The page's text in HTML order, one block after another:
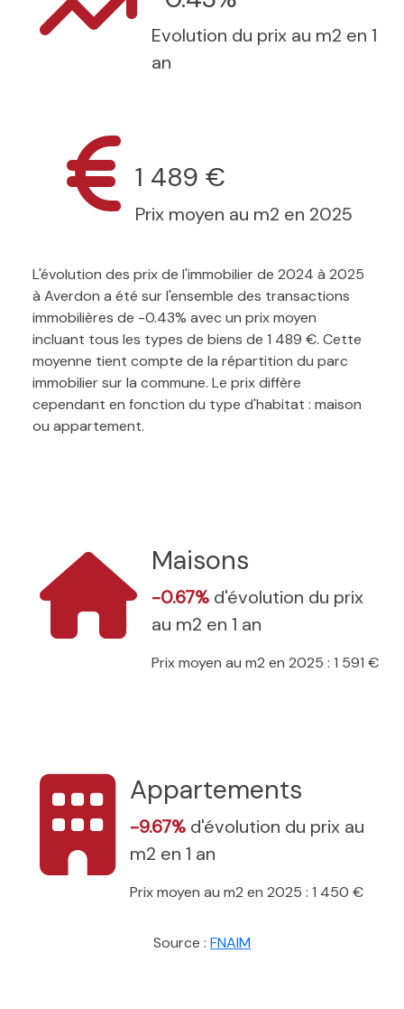
Evolution du prix au m2 en 1
an
1 489 €
Prix moyen au m2 en 2025
L'évolution des prix de l'immobilier de 2024 à 2025
à Averdon a été sur l'ensemble des transactions
immobilières de -0.43% avec un prix moyen
incluant tous les types de biens de 1 489 €. Cette
moyenne tient compte de la répartition du parc
immobilier sur la commune. Le prix diffère
cependant en fonction du type d'habitat : maison
ou appartement.
Maisons
-0.67% d'évolution du prix
au m2 en 1 an
Prix moyen au m2 en 2025 : 1 591 €
Appartements
-9.67% d'évolution du prix au
m2 en 1 an
Prix moyen au m2 en 2025 : 1 450 €
Source : FNAIM